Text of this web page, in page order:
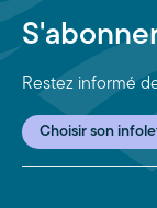
Restez informé
Choisir son